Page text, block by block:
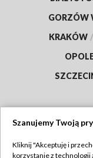
GORZÓW
KRAKÓW /
Szanujemy Twoją
Kliknij "Akceptuję i
korzystanie z technologii